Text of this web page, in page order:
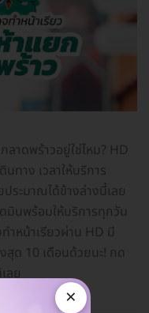
ลาดพร้าวอยู่ใช่ไหม? HD
ทาง เวลาให้บริการ
ระมาณได้ข้างล่างนี้เลย
มินพร้อมให้บริการทุกวัน
ำหน้าเรียวผ่าน HD มี
ด 10 เดือนด้วยนะ! กด
ลย
×